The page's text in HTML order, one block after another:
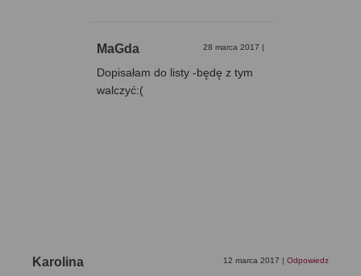
MaGda 28 marca 2017 |
Dopisałam do listy -będę z tym
walczyć:(
Karolina 12 marca 2017 | Odpowiedz